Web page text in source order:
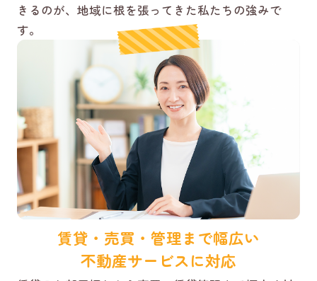
きるのが、地域に根を張ってきた私たちの強みで
す。
賃貸・売買・管理まで幅広い
不動産サービスに対応